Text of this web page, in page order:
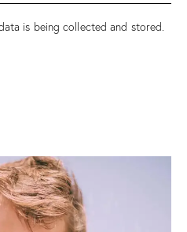
is being collected and stored.